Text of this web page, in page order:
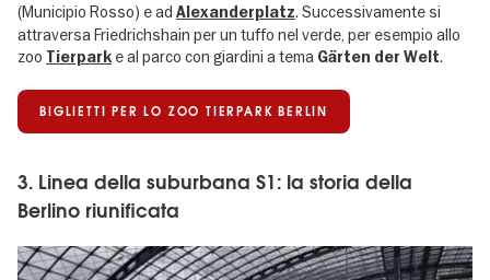
(Municipio Rosso) e ad Alexanderplatz. Successivamente si
attraversa Friedrichshain per un tuffo nel verde, per esempio allo
zoo Tierpark e al parco con giardini a tema Gärten der Welt.
BIGLIETTI PER LO ZOO TIERPARK BERLIN
3. Linea della suburbana S1: la storia della
Berlino riunificata